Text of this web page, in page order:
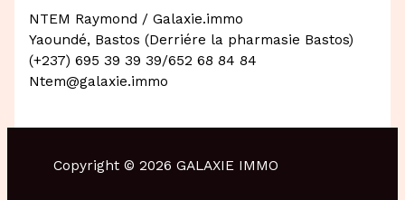
NTEM Raymond / Galaxie.immo
Yaoundé, Bastos (Derriére la pharmasie Bastos)
(+237) 695 39 39 39/652 68 84 84
Ntem@galaxie.immo
Copyright © 2026 GALAXIE IMMO